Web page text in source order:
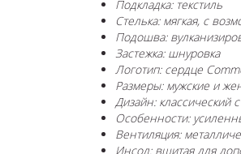
Подкладка: текстиль
Стелька: мягкая, с
Подошва:
Застежка: шнуровка
Логотип: сердце
Размеры: мужские и
Дизайн: классический
Особенности:
Вентиляция:
Инсол: вшитая для